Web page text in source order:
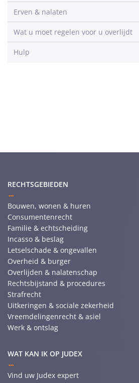
Erven & nalaten
Wat u moet regelen voor u overlijdt
Hulp
RECHTSGEBIEDEN
Bouwen, wonen & huren
Consumentenrecht
Familie & echtscheiding
Incasso & beslag
Letselschade & ongevallen
Overheid & burger
Overlijden & nalatenschap
Rechtsbijstand & procedures
Strafrecht
Uitkeringen & sociale zekerheid
Vreemdelingenrecht & asiel
Werk & ontslag
WAT KAN IK OP JUDEX
Vind uw Judex expert